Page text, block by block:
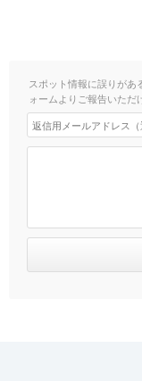
スポット情報に誤りがあ
ォームよりご報告いただ